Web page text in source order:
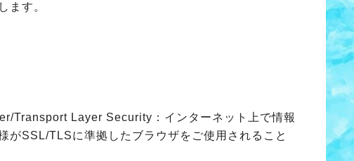
ます。
Transport Layer Security：インターネット上で情報
がSSL/TLSに準拠したブラウザをご使用されること